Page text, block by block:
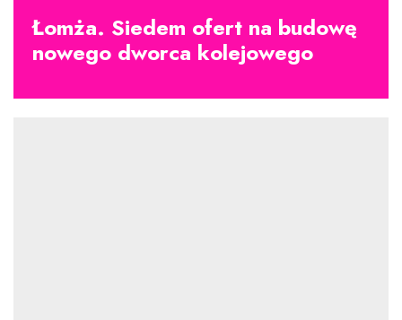
Łomża. Siedem ofert na budowę
nowego dworca kolejowego